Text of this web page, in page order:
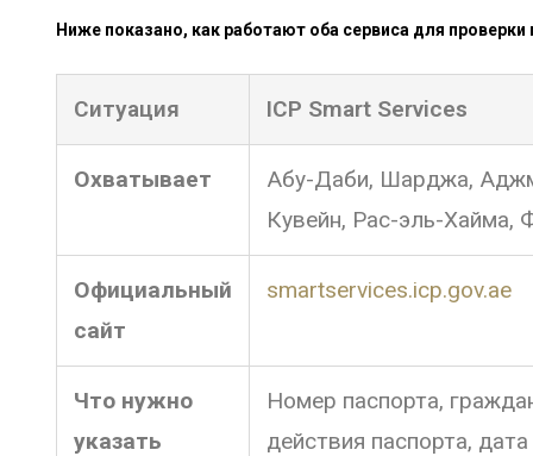
Ниже показано, как работают оба сервиса для проверки
Ситуация ICP Smart Services
Охватывает
Абу-Даби, Шарджа,
Кувейн, Рас-эль-Хайма,
Официальный
сайт
smartservices.icp.gov.ae
Что нужно
указать
Номер паспорта,
действия паспорта,